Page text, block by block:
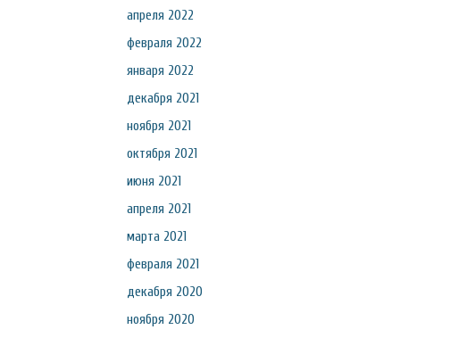
апреля 2022
февраля 2022
января 2022
декабря 2021
ноября 2021
октября 2021
июня 2021
апреля 2021
марта 2021
февраля 2021
декабря 2020
ноября 2020